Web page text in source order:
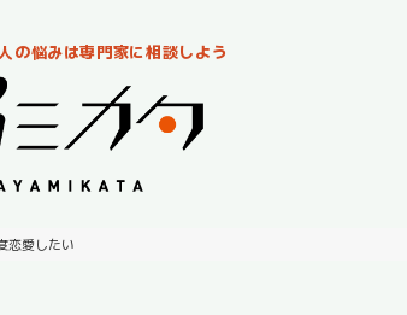
の悩みは専門家に相談しよう
恋愛したい